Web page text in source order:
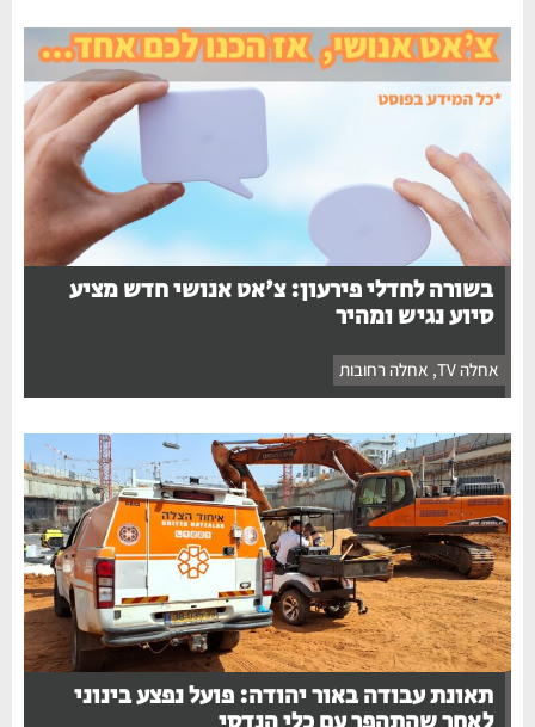
בשורה לחדלי פירעון: צ'אט אנושי חדש מציע
סיוע נגיש ומהיר
אחלה TV , אחלה רחובות
תאונת עבודה באור יהודה: פועל נפצע בינוני